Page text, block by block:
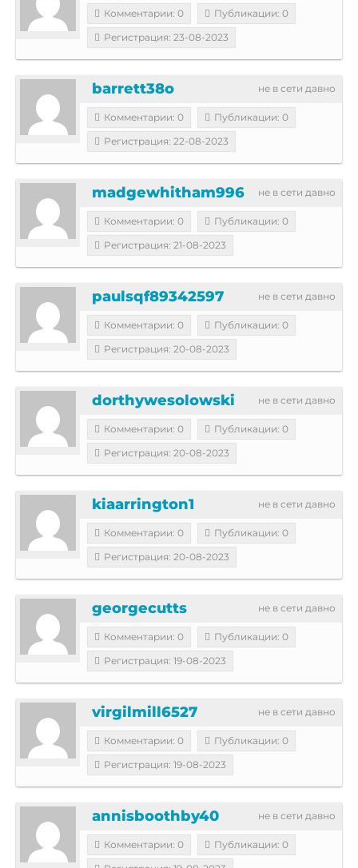
Комментарии: 0
Публикации: 0
Регистрация: 23-08-2023
не в сети давно
barrett38o
Комментарии: 0
Публикации: 0
Регистрация: 22-08-2023
не в сети давно
madgewhitham996
Комментарии: 0
Публикации: 0
Регистрация: 21-08-2023
не в сети давно
paulsqf89342597
Комментарии: 0
Публикации: 0
Регистрация: 20-08-2023
не в сети давно
dorthywesolowski
Комментарии: 0
Публикации: 0
Регистрация: 20-08-2023
не в сети давно
kiaarrington1
Комментарии: 0
Публикации: 0
Регистрация: 20-08-2023
не в сети давно
georgecutts
Комментарии: 0
Публикации: 0
Регистрация: 19-08-2023
не в сети давно
virgilmill6527
Комментарии: 0
Публикации: 0
Регистрация: 19-08-2023
не в сети давно
annisboothby40
Комментарии: 0
Публикации: 0